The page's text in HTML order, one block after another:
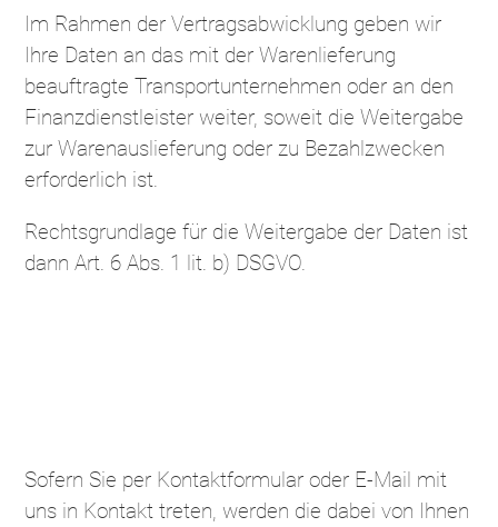
Im Rahmen der Vertragsabwicklung geben wir
Ihre Daten an das mit der Warenlieferung
beauftragte Transportunternehmen oder an den
Finanzdienstleister weiter, soweit die Weitergabe
zur Warenauslieferung oder zu Bezahlzwecken
erforderlich ist.
Rechtsgrundlage für die Weitergabe der Daten ist
dann Art. 6 Abs. 1 lit. b) DSGVO.
Sofern Sie per Kontaktformular oder E-Mail mit
uns in Kontakt treten, werden die dabei von Ihnen